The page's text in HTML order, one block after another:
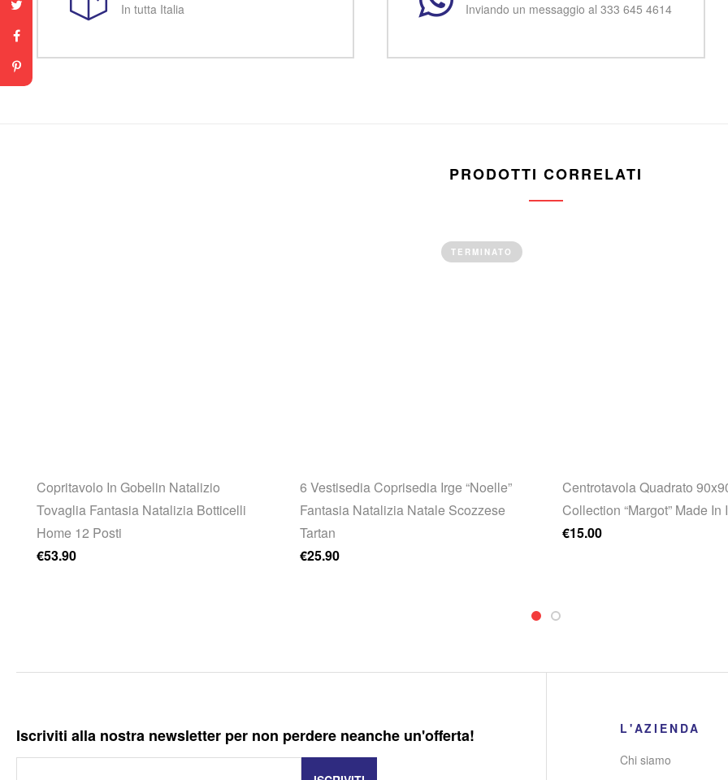
In tutta Italia
Inviando un messaggio al 333 645 4614
PRODOTTI CORRELATI
Copritavolo In Gobelin Natalizio
Tovaglia Fantasia Natalizia Botticelli
Home 12 Posti
€53.90
TERMINATO
6 Vestisedia Coprisedia Irge “Noelle”
Fantasia Natalizia Natale Scozzese
Tartan
€25.90
Centrotavola Quadrato
Collection “Margot” Made In
€15.00
Iscriviti alla nostra newsletter per non perdere neanche un'offerta!
L'AZIENDA
Chi siamo